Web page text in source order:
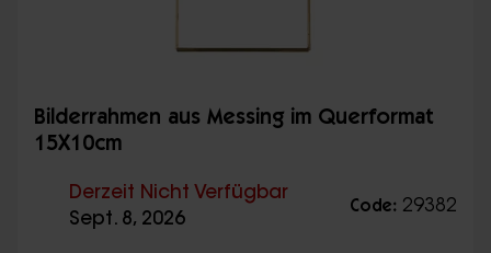
Bilderrahmen aus Messing im Querformat
15X10cm
Derzeit Nicht Verfügbar
Sept. 8, 2026
Code: 29382